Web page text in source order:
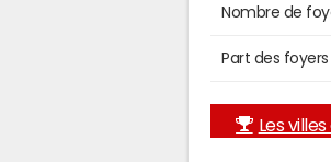
Nombre de
Part des
Les